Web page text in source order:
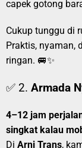
capek gotong
Cukup tunggu di
Praktis, nyaman,
ringan. 🚐✨
✅ 2. Armada
4–12 jam
singkat kalau
Di Arni Trans,